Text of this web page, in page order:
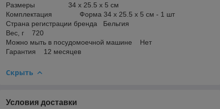
Размеры 34 х 25.5 х 5 см
Комплектация Форма 34 х 25.5 х 5 см - 1 шт
Страна регистрации бренда Бельгия
Вес, г 720
Можно мыть в посудомоечной машине Нет
Гарантия 12 месяцев
Скрыть
Условия доставки